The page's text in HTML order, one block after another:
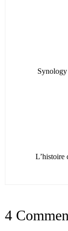
L’histoire
4